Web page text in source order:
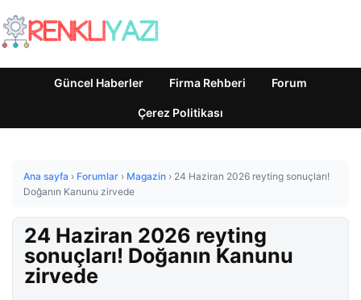
Güncel Haberler Firma Rehberi Forum
Çerez Politikası
Ana sayfa › Forumlar › Magazin › 24 Haziran 2026 reyting sonuçları!
Doğanın Kanunu zirvede
24 Haziran 2026 reyting
sonuçları! Doğanın Kanunu
zirvede